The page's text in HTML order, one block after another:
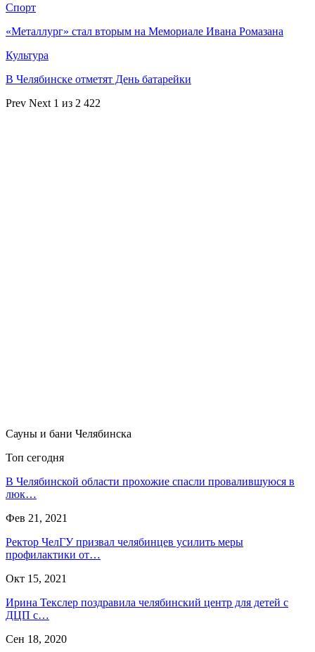
Спорт
«Металлург» стал вторым на Мемориале Ивана Ромазана
Культура
В Челябинске отметят День батарейки
Prev Next 1 из 2 422
Сауны и бани Челябинска
Топ сегодня
В Челябинской области прохожие спасли провалившуюся в
люк…
Фев 21, 2021
Ректор ЧелГУ призвал челябинцев усилить меры
профилактики от…
Окт 15, 2021
Ирина Текслер поздравила челябинский центр для детей с
ДЦП с…
Сен 18, 2020